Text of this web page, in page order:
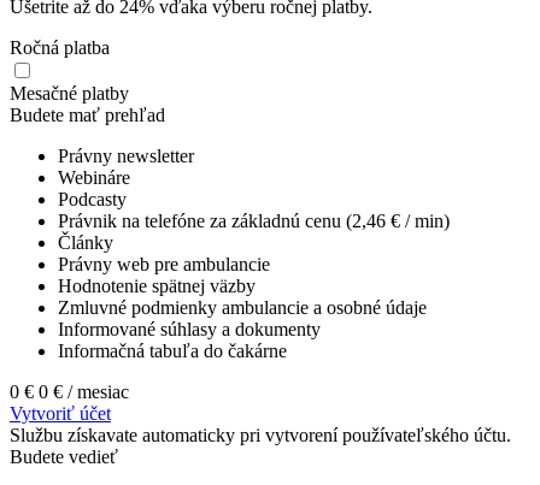
Ušetrite až do 24% vďaka výberu ročnej platby.
Ročná platba
Mesačné platby
Budete mať prehľad
Právny newsletter
Webináre
Podcasty
Právnik na telefóne za základnú cenu (2,46 € / min)
Články
Právny web pre ambulancie
Hodnotenie spätnej väzby
Zmluvné podmienky ambulancie a osobné údaje
Informované súhlasy a dokumenty
Informačná tabuľa do čakárne
0 € 0 € / mesiac
Vytvoriť účet
Službu získavate automaticky pri vytvorení používateľského účtu.
Budete vedieť